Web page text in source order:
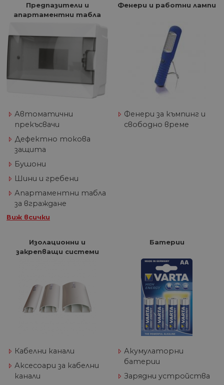
Предпазители и
апартаментни табла
Автоматични
прекъсвачи
Дефектно токова
защита
Бушони
Шини и гребени
Апартаментни табла
за вграждане
Виж всички
Фенери и работни лампи
Фенери за къмпинг и
свободно време
Изолационни и
закрепващи системи
Кабелни канали
Аксесоари за кабелни
канали
Батерии
Акумулаторни
батерии
Зарядни устройства